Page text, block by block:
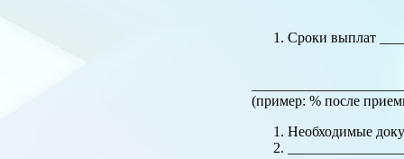
Сроки выплат
(пример: % после
Необходимые